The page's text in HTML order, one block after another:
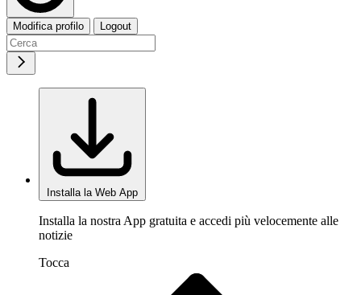
Modifica profilo Logout
Installa la Web App
Installa la nostra App gratuita e accedi più velocemente alle
notizie
Tocca